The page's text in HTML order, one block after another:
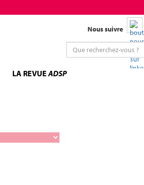
Nous suivre
LA REVUEADSP